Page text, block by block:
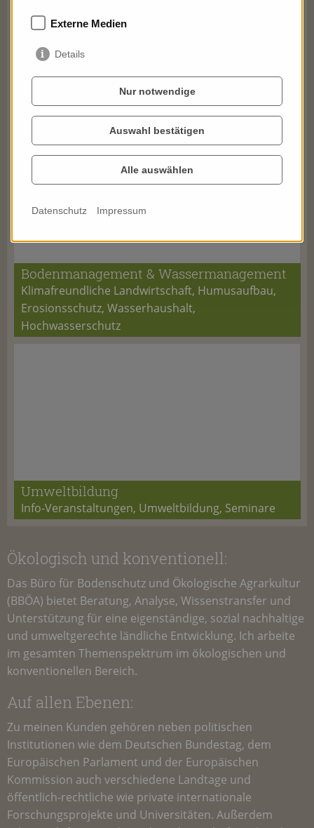
Agri-Food-Politik
Beratung für Abgeordnete, Urban-Gardening-
Projekte, Forschunginstitutionen, Universitäten,
Landwirte, Umweltverbände,
Lebensmittelverarbeiter u.v.m.
Bodenmanagement & Wassermanagement
Klimafreundliche Landwirtschaft, Humusaufbau,
Erosionsschutz, Wasserhaushalt,
Hochwasserschutz
Umweltbildung
Info-Veranstaltungen, Umweltbildung, Seminare
Ökologisch und konventionell:
Das Büro für Bodenschutz und Ökologische Agrarkultur
(BBÖA) bietet Beratung, Analyse, Wissenstransfer und
Unterstützung für eine eigenständige, sozial nachhaltige
und umweltgerechte ländliche Entwicklung. Ich arbeite
im gesamten Themenspektrum im ökologischen und
konventionellen Bereich.
Auf allen Ebenen:
Zu meinen Kunden gehören neben politischen
Institutionen wie dem Deutschen Bundestag, dem
Europäischen Parlament und der Europäischen
Kommission auch verschiedene Landtage und
öffentlich-rechtliche wie private internationale
Forschungsprojekte und Universitäten. Außerdem
Externe Medien
Details
Nur notwendige
Auswahl bestätigen
Alle auswählen
Datenschutz Impressum